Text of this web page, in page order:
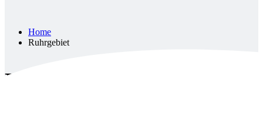
Home
Ruhrgebiet
Ruhrgebiet